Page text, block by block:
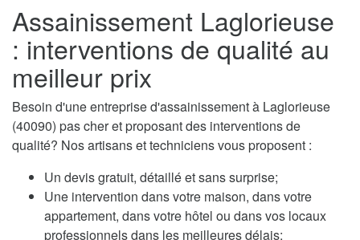
Assainissement Laglorieuse
: interventions de qualité au
meilleur prix
Besoin d'une entreprise d'assainissement à Laglorieuse
(40090) pas cher et proposant des interventions de
qualité? Nos artisans et techniciens vous proposent :
Un devis gratuit, détaillé et sans surprise;
Une intervention dans votre maison, dans votre
appartement, dans votre hôtel ou dans vos locaux
professionnels dans les meilleures délais;